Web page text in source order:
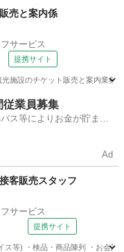
売と案内係
サービス
提携サイト
光施設のチケット販売と案内業
従業員募集
ス等によりお金が貯まり
Ad
客販売スタッフ
サービス
提携サイト
ス等) ・検品・商品陳列 ・お会